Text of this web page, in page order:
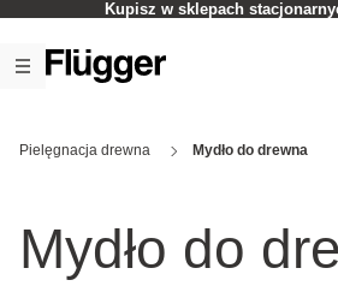
Kupisz w sklepach
Pielęgnacja drewna Mydło do drewna
Mydło do